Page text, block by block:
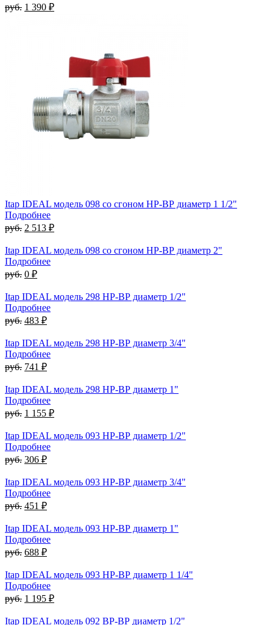
руб. 1 390 ₽
Itap IDEAL модель 098 со сгоном НР-ВР диаметр 1 1/2"
Подробнее
руб. 2 513 ₽
Itap IDEAL модель 098 со сгоном НР-ВР диаметр 2"
Подробнее
руб. 0 ₽
Itap IDEAL модель 298 НР-ВР диаметр 1/2"
Подробнее
руб. 483 ₽
Itap IDEAL модель 298 НР-ВР диаметр 3/4"
Подробнее
руб. 741 ₽
Itap IDEAL модель 298 НР-ВР диаметр 1"
Подробнее
руб. 1 155 ₽
Itap IDEAL модель 093 НР-ВР диаметр 1/2"
Подробнее
руб. 306 ₽
Itap IDEAL модель 093 НР-ВР диаметр 3/4"
Подробнее
руб. 451 ₽
Itap IDEAL модель 093 НР-ВР диаметр 1"
Подробнее
руб. 688 ₽
Itap IDEAL модель 093 НР-ВР диаметр 1 1/4"
Подробнее
руб. 1 195 ₽
Itap IDEAL модель 092 ВР-ВР диаметр 1/2"